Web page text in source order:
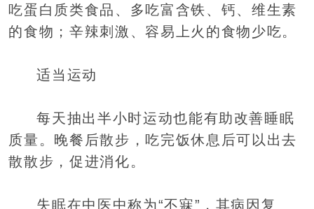
吃蛋白质类食品、多吃富含铁、钙、维生素
的食物；辛辣刺激、容易上火的食物少吃。
适当运动
每天抽出半小时运动也能有助改善睡眠
质量。晚餐后散步，吃完饭休息后可以出去
散散步，促进消化。
失眠在中医中称为“不寐”，其病因复